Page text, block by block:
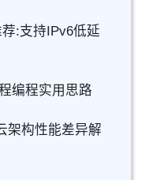
:支持IPv6低延
编程实用思路
架构性能差异解